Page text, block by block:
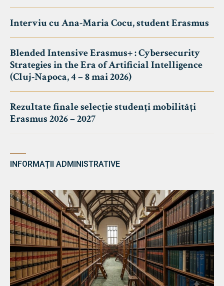
Interviu cu Ana-Maria Cocu, student Erasmus
Blended Intensive Erasmus+ : Cybersecurity
Strategies in the Era of Artificial Intelligence
(Cluj-Napoca, 4 – 8 mai 2026)
Rezultate finale selecție studenți mobilități
Erasmus 2026 – 2027
INFORMAȚII ADMINISTRATIVE